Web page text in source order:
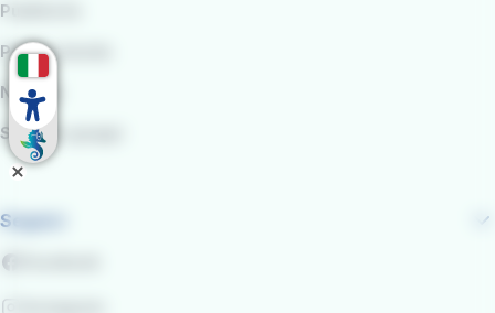
Pubblicità
Per le aziende
Noleggi
Scuole e gruppi
Seguici